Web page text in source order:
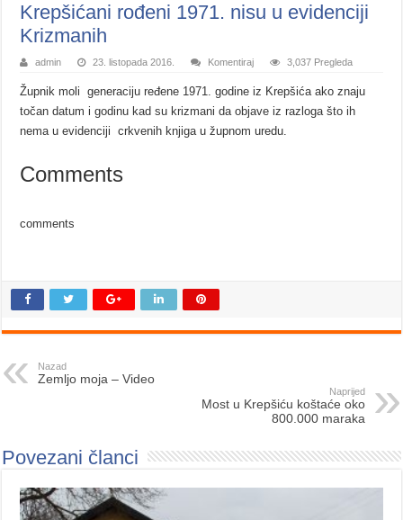
Krepšićani rođeni 1971. nisu u evidenciji
Krizmanih
admin 23. listopada 2016. Komentiraj 3,037 Pregleda
Župnik moli generaciju ređene 1971. godine iz Krepšića ako znaju
točan datum i godinu kad su krizmani da objave iz razloga što ih
nema u evidenciji crkvenih knjiga u župnom uredu.
Comments
comments
Nazad
Zemljo moja – Video
Naprijed
Most u Krepšiću koštaće oko
800.000 maraka
Povezani članci